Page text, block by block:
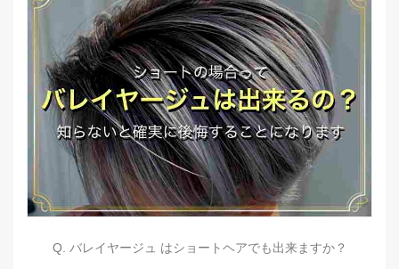
Q. バレイヤージュ はショートヘアでも出来ますか？